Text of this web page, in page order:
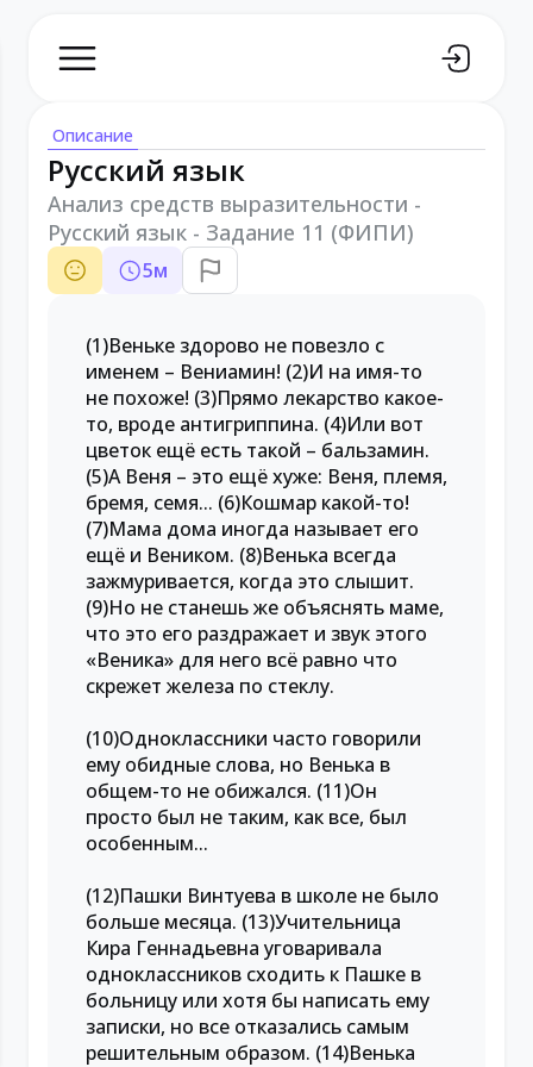
Описание
Русский язык
Анализ средств выразительности -
Русский язык - Задание 11 (ФИПИ)
5м
(1)Веньке здорово не повезло с
именем – Вениамин! (2)И на имя-то
не похоже! (3)Прямо лекарство какое-
то, вроде антигриппина. (4)Или вот
цветок ещё есть такой – бальзамин.
(5)А Веня – это ещё хуже: Веня, племя,
бремя, семя... (6)Кошмар какой-то!
(7)Мама дома иногда называет его
ещё и Веником. (8)Венька всегда
зажмуривается, когда это слышит.
(9)Но не станешь же объяснять маме,
что это его раздражает и звук этого
«Веника» для него всё равно что
скрежет железа по стеклу.
(10)Одноклассники часто говорили
ему обидные слова, но Венька в
общем-то не обижался. (11)Он
просто был не таким, как все, был
особенным...
(12)Пашки Винтуева в школе не было
больше месяца. (13)Учительница
Кира Геннадьевна уговаривала
одноклассников сходить к Пашке в
больницу или хотя бы написать ему
записки, но все отказались самым
решительным образом. (14)Венька